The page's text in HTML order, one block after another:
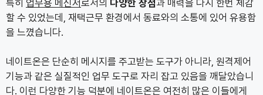
특히 업무용 메신저로서의 다양한 장점과 매력을 다시 한번 체감
할 수 있었는데, 재택근무 환경에서 동료와의 소통에 있어 유용함
을 느꼈습니다.
네이트온은 단순히 메시지를 주고받는 도구가 아니라, 원격제어
기능과 같은 실질적인 업무 도구로 자리 잡고 있음을 깨달았습니
다. 이런 다양한 기능 덕분에 네이트온은 여전히 많은 이들에게